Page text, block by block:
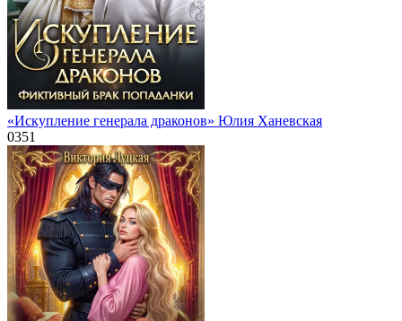
«Искупление генерала драконов» Юлия Ханевская
0351